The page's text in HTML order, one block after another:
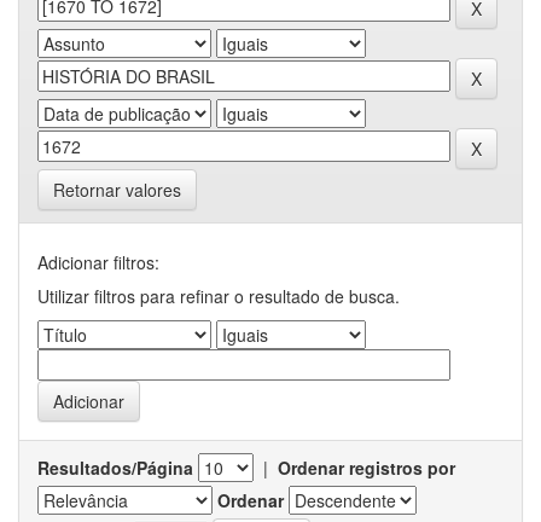
Retornar valores
Adicionar filtros:
Utilizar filtros para refinar o resultado de busca.
Resultados/Página | Ordenar registros por
Ordenar